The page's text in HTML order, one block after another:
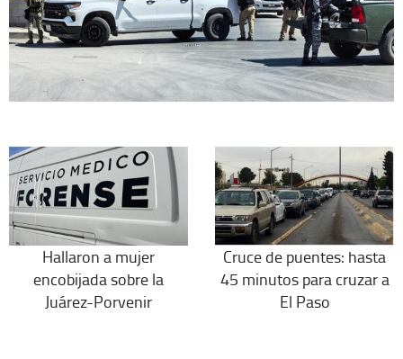
Hallaron a mujer
encobijada sobre la
Juárez-Porvenir
Cruce de puentes: hasta
45 minutos para cruzar a
El Paso